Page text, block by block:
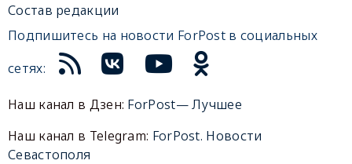
Состав редакции
Подпишитесь на новости ForPost в социальных
сетях:
Наш канал в Дзен: ForPost— Лучшее
Наш канал в Telegram: ForPost. Новости
Севастополя